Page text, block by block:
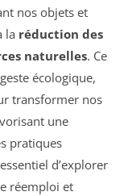
nos objets et
la réduction des
naturelles. Ce
écologique,
transformer nos
une
pratiques
d’explorer
réemploi et